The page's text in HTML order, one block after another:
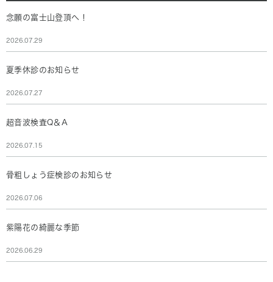
念願の富士山登頂へ！
2026.07.29
夏季休診のお知らせ
2026.07.27
超音波検査Q＆A
2026.07.15
骨粗しょう症検診のお知らせ
2026.07.06
紫陽花の綺麗な季節
2026.06.29